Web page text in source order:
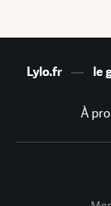
Lylo.fr— le
À